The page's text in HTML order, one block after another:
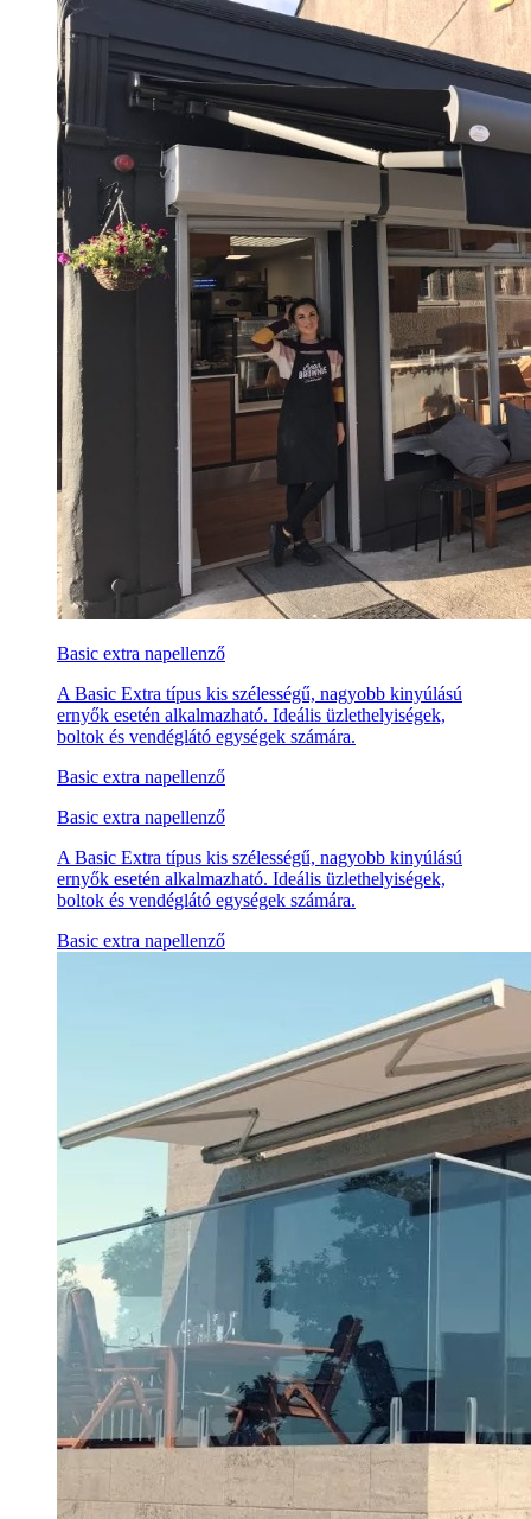
Basic extra napellenző
A Basic Extra típus kis szélességű, nagyobb kinyúlású
ernyők esetén alkalmazható. Ideális üzlethelyiségek,
boltok és vendéglátó egységek számára.
Basic extra napellenző
Basic extra napellenző
A Basic Extra típus kis szélességű, nagyobb kinyúlású
ernyők esetén alkalmazható. Ideális üzlethelyiségek,
boltok és vendéglátó egységek számára.
Basic extra napellenző